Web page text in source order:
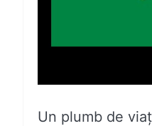
Un plumb de